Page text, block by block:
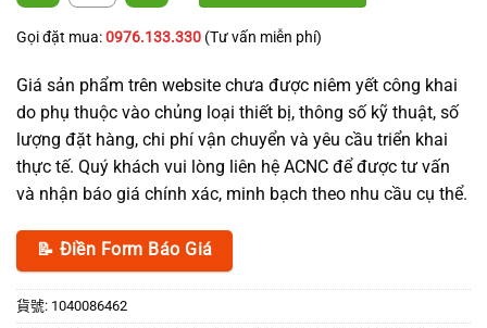
Gọi đặt mua:0976.133.330 (Tư vấn miễn phí)
Giá sản phẩm trên website chưa được niêm yết công khai
do phụ thuộc vào chủng loại thiết bị, thông số kỹ thuật, số
lượng đặt hàng, chi phí vận chuyển và yêu cầu triển khai
thực tế. Quý khách vui lòng liên hệ ACNC để được tư vấn
và nhận báo giá chính xác, minh bạch theo nhu cầu cụ thể.
📝 Điền Form Báo Giá
貨號: 1040086462